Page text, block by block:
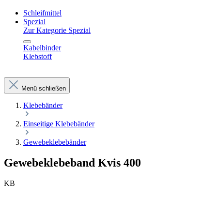
Schleifmittel
Spezial
Zur Kategorie Spezial
Kabelbinder
Klebstoff
Menü schließen
Klebebänder
Einseitige Klebebänder
Gewebeklebebänder
Gewebeklebeband Kvis 400
KB